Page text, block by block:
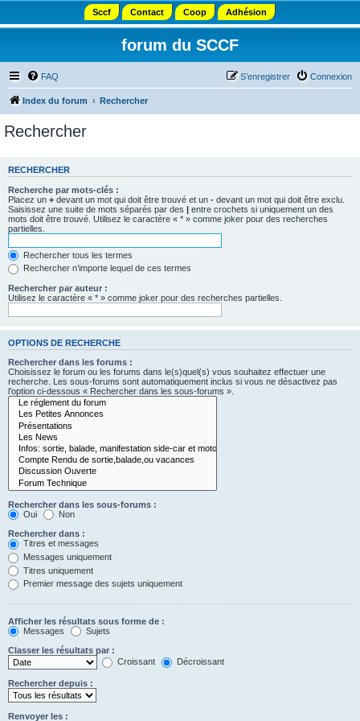
Sccf Contact Coop Adhésion
forum du SCCF
FAQ Connexion
S’enregistrer
Index du forum Rechercher
Rechercher
RECHERCHER
Recherche par mots-clés :
Placez un + devant un mot qui doit être trouvé et un - devant un mot qui doit être exclu.
Saisissez une suite de mots séparés par des | entre crochets si uniquement un des
mots doit être trouvé. Utilisez le caractère « * » comme joker pour des recherches
partielles.
Rechercher tous les termes
Rechercher n’importe lequel de ces termes
Rechercher par auteur :
Utilisez le caractère « * » comme joker pour des recherches partielles.
OPTIONS DE RECHERCHE
Rechercher dans les forums :
Choisissez le forum ou les forums dans le(s)quel(s) vous souhaitez effectuer une
recherche. Les sous-forums sont automatiquement inclus si vous ne désactivez pas
l’option ci-dessous « Rechercher dans les sous-forums ».
Rechercher dans les sous-forums :
Oui
Non
Rechercher dans :
Titres et messages
Messages uniquement
Titres uniquement
Premier message des sujets uniquement
Afficher les résultats sous forme de :
Messages
Sujets
Classer les résultats par :
Croissant
Décroissant
Rechercher depuis :
Renvoyer les :